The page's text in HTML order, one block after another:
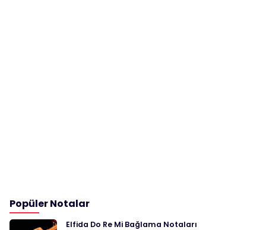
Popüler Notalar
Elfida Do Re Mi Bağlama Notaları